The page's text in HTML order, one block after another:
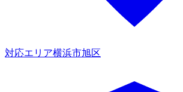
対応エリア横浜市旭区